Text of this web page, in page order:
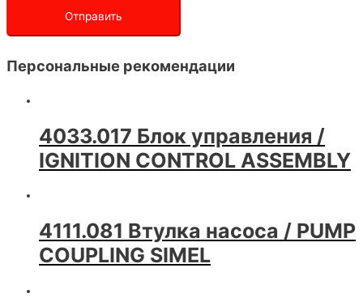
Персональные рекомендации
4033.017 Блок управления /
IGNITION CONTROL ASSEMBLY
4111.081 Втулка насоса / PUMP
COUPLING SIMEL